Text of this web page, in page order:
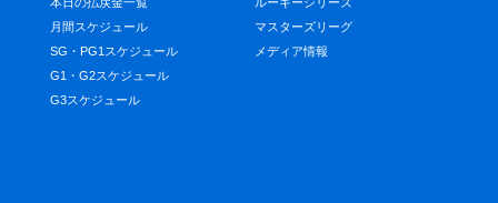
月間スケジュール
SG・PG1スケジュール
G1・G2スケジュール
G3スケジュール
マスターズリーグ
メディア情報